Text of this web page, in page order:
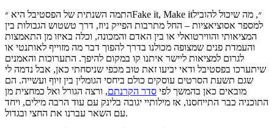
התמה השנתית של הפסטיבל היא ״Fake it, Make it״, מה שיכול להוביל
למספר אסוציאציות – החל מתרבות הפייק ניוז, דרך טשטוש הגבולות בין
המציאותי והווירטואלי או בין האדם והמכונה, וכלה באיזו מן התאמצות
והעמדת פנים שמצופה מכולנו בדרך להפוך דבר מה מזוייף לאותנטי או
לגרום למציאות ליישר איתנו קו במקום להיפך. התערוכות והאמנים
שיתערכו בפסטיבל ודאי יביעו זאת טוב מכפי שניסחתי כאן, אבל נדמה לי
שגם תשעת הסרטים עוסקים כולם ביחסי הגומלין בין זיוף ועשייה. הם
מובאים כאן בהמשך לפי סדר הקרנתם, ורצה הגורל ואל כמחצית מן
התוכניה כבר התייחסנו, אז מילותיי יגובה בלינק עם עוד הרבה מילים, ויחד
עם השאר עברנו את החצי ובגדול.